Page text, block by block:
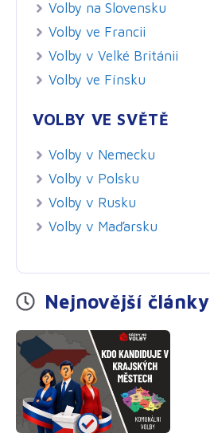
Volby na Slovensku
Volby ve Francii
Volby v Velké Británii
Volby ve Fínsku
VOLBY VE SVĚTĚ
Volby v Nemecku
Volby v Polsku
Volby v Rusku
Volby v Maďarsku
Nejnovější články